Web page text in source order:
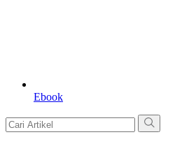
Ebook